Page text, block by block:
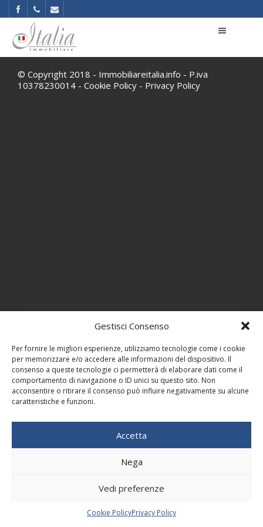
Gestisci Consenso
Per fornire le migliori esperienze, utilizziamo tecnologie come i cookie
per memorizzare e/o accedere alle informazioni del dispositivo. Il
consenso a queste tecnologie ci permetterà di elaborare dati come il
comportamento di navigazione o ID unici su questo sito. Non
acconsentire o ritirare il consenso può influire negativamente su alcune
caratteristiche e funzioni.
Accetta
Nega
Vedi preferenze
Cookie PolicyPrivacy Policy
© Copyright 2018 - Immobiliareitalia.info - P.iva
10378230014 - Cookie Policy - Privacy Policy